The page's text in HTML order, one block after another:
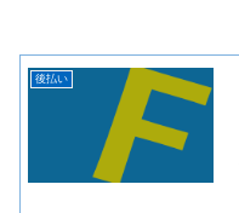
後払い